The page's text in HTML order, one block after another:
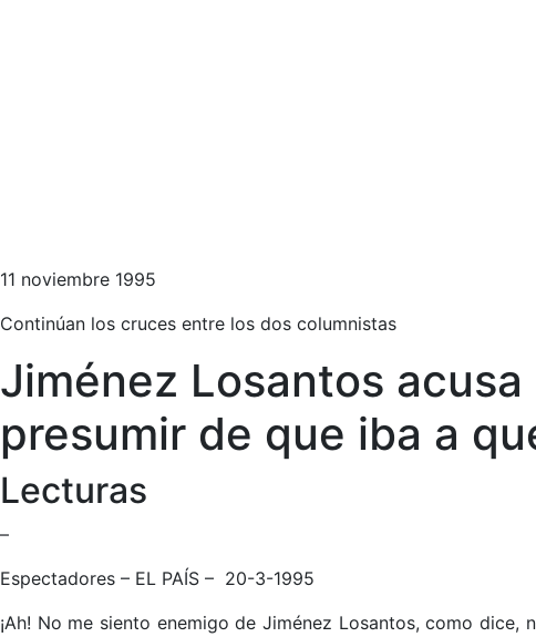
11 noviembre 1995
Continúan los cruces entre los dos columnistas
Jiménez Losantos acusa
presumir de que iba a
Lecturas
–
Espectadores – EL PAÍS – 20-3-1995
¡Ah! No me siento enemigo de Jiménez Losantos, como